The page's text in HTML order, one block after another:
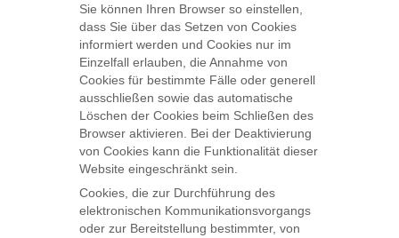
Sie können Ihren Browser so einstellen,
dass Sie über das Setzen von Cookies
informiert werden und Cookies nur im
Einzelfall erlauben, die Annahme von
Cookies für bestimmte Fälle oder generell
ausschließen sowie das automatische
Löschen der Cookies beim Schließen des
Browser aktivieren. Bei der Deaktivierung
von Cookies kann die Funktionalität dieser
Website eingeschränkt sein.
Cookies, die zur Durchführung des
elektronischen Kommunikationsvorgangs
oder zur Bereitstellung bestimmter, von